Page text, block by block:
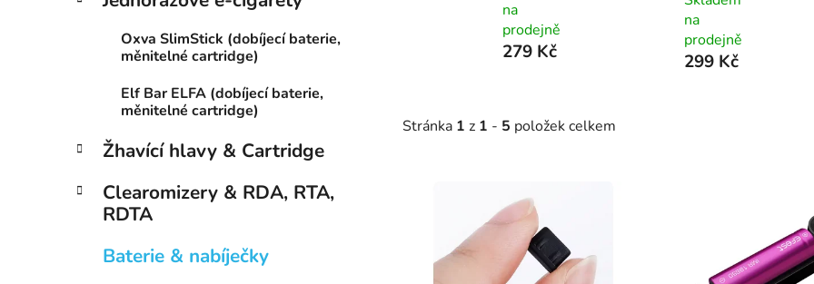
Oxva SlimStick (dobíjecí baterie,
měnitelné cartridge)
Elf Bar ELFA (dobíjecí baterie,
měnitelné cartridge)
Žhavící hlavy & Cartridge
Clearomizery & RDA, RTA,
RDTA
Baterie & nabíječky
na
prodejně
279 Kč
na
prodejně
299 Kč
Stránka 1 z 1 - 5 položek celkem